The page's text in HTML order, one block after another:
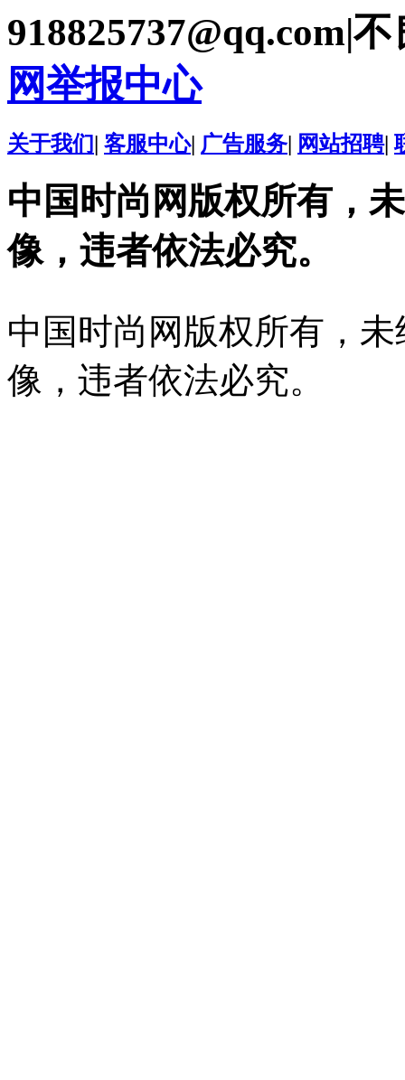
918825737@qq.com|
网举报中心
关于我们 客服中心| 广告服务 网站招聘|
中国时尚网版权所有，
像，违者依法必究。
中国时尚网版权所有，
像，违者依法必究。